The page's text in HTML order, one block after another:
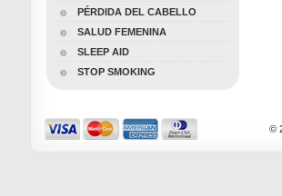
PÉRDIDA DEL CABELLO
SALUD FEMENINA
SLEEP AID
STOP SMOKING
©